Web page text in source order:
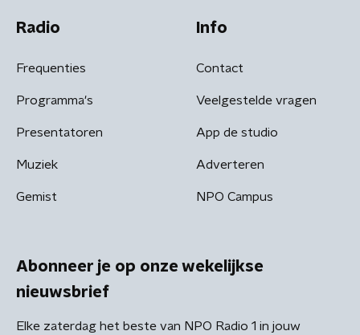
Radio
Frequenties
Programma's
Presentatoren
Muziek
Gemist
Info
Contact
Veelgestelde vragen
App de studio
Adverteren
NPO Campus
Abonneer je op onze wekelijkse
nieuwsbrief
Elke zaterdag het beste van NPO Radio 1 in jouw